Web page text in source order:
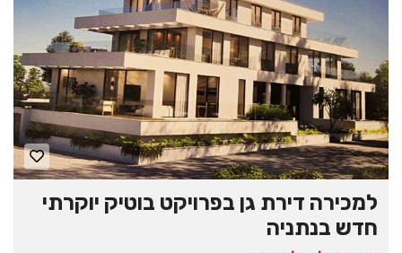
למכירה דירת גן בפרויקט בוטיק יוקרתי
חדש בנתניה